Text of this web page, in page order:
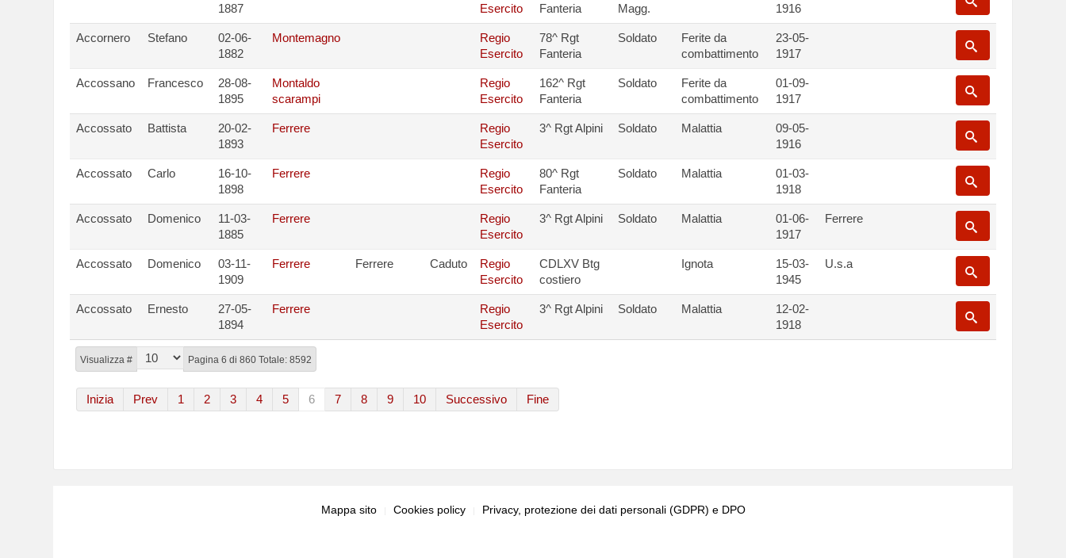
Visualizza # Pagina 6 di 860 Totale: 8592
Inizia Prev 1 2 3 4 5 6 7 8 9 10 Successivo Fine
1887
Esercito
Fanteria
Magg.
1916
Accornero Stefano
02-06-
1882
Montemagno
Regio
Esercito
78^ Rgt
Fanteria
Soldato
Ferite da
combattimento
23-05-
1917
Accossano Francesco
28-08-
1895
Montaldo
scarampi
Regio
Esercito
162^ Rgt
Fanteria
Soldato
Ferite da
combattimento
01-09-
1917
Accossato Battista
20-02-
1893
Ferrere
Regio
Esercito
3^ Rgt Alpini Soldato Malattia
09-05-
1916
Accossato Carlo
16-10-
1898
Ferrere
Regio
Esercito
80^ Rgt
Fanteria
Soldato Malattia
01-03-
1918
Accossato Domenico
11-03-
1885
Ferrere
Regio
Esercito
3^ Rgt Alpini Soldato Malattia
01-06-
1917
Ferrere
Accossato Domenico
03-11-
1909
Ferrere Ferrere Caduto
Regio
Esercito
CDLXV Btg
costiero
Ignota
15-03-
1945
U.s.a
Accossato Ernesto
27-05-
1894
Ferrere
Regio
Esercito
3^ Rgt Alpini Soldato Malattia
12-02-
1918
Mappa sito Cookies policy Privacy, protezione dei dati personali (GDPR) e DPO